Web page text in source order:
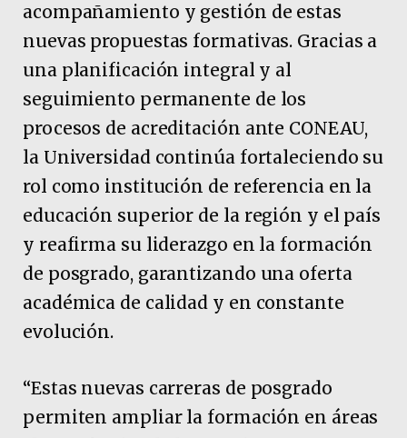
acompañamiento y gestión de estas
nuevas propuestas formativas. Gracias a
una planificación integral y al
seguimiento permanente de los
procesos de acreditación ante CONEAU,
la Universidad continúa fortaleciendo su
rol como institución de referencia en la
educación superior de la región y el país
y reafirma su liderazgo en la formación
de posgrado, garantizando una oferta
académica de calidad y en constante
evolución.
“Estas nuevas carreras de posgrado
permiten ampliar la formación en áreas